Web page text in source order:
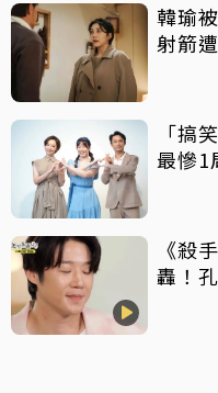
韓瑜
射箭
「搞
最慘1
《殺
轟！